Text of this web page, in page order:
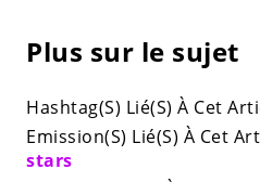
Plus sur le sujet
Hashtag(S) Lié(S) À Cet
Emission(S) Lié(S) À Cet
stars